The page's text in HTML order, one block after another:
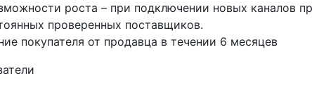
роста – при подключении новых каналов
проверенных поставщиков.
покупателя от продавца в течении 6 месяцев